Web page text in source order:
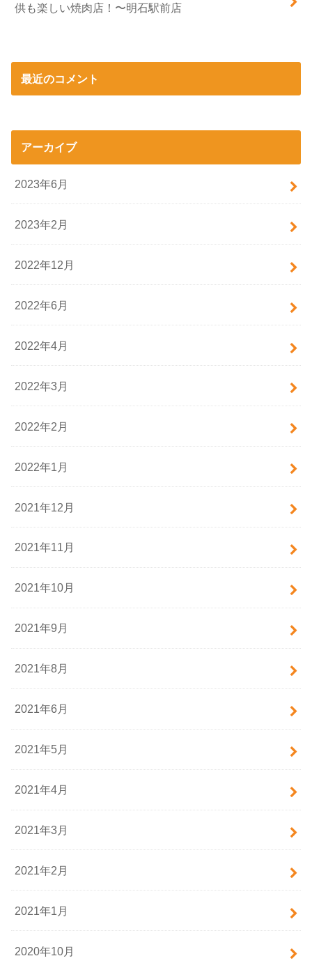
供も楽しい焼肉店！〜明石駅前店
最近のコメント
アーカイブ
2023年6月
2023年2月
2022年12月
2022年6月
2022年4月
2022年3月
2022年2月
2022年1月
2021年12月
2021年11月
2021年10月
2021年9月
2021年8月
2021年6月
2021年5月
2021年4月
2021年3月
2021年2月
2021年1月
2020年10月